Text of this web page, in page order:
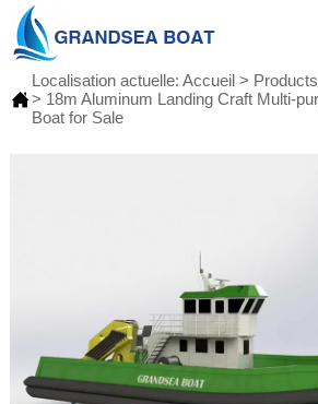

Localisation actuelle: Accueil> Products
> 18m Aluminum Landing Craft Multi-
Boat for Sale